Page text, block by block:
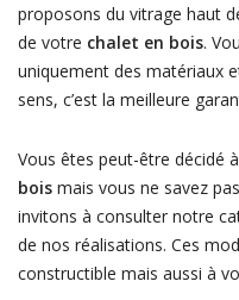
proposons du vitrage haut
de votre chalet en bois.
uniquement des matériaux
sens, c’est la meilleure
Vous êtes peut-être décidé
boismais vous ne savez
invitons à consulter notre
de nos réalisations. Ces
constructible mais aussi à